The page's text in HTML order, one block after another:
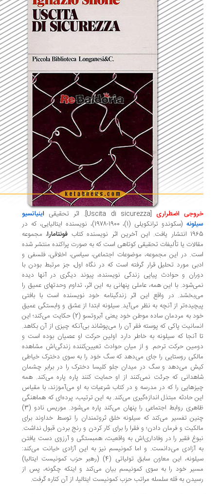
اضطراری [Uscita di sicurezza]. اثر تحقیقیاینیاتسیو
(سکوندو ترانکویلی (1)، 1900-1978)، نویسنده ایتالیایی، که در
فونتامارا، مجموعه
یا تألیفات تحقیقی کوتاهی است که به صورت پراکنده منتشر شده
در این مجموعه، موضوعات اجتماعی، سیاسی، اخلاقی، فلسفی و
مورد تحلیل قرار گرفته است که در نگاه اول، جز مرتبط بودن با
و حوادث پیاپی زندگی نویسنده، پیوند دیگری در آنها دیده
با این همه، عاملی پنهانی به این اثر، تداوم وحدتهای عمیق را
در واقع این اثر زندگینامه خود نویسنده است با بافتی
از آنچه به نظر می‌آید. سیلونه ابتدا از عشق و وابستگی عمیق
خود به مردمان ساده موطن خود یعنی آبروتسو (2) حکایت می‌کند؛ این
پاکی که پوسته فقر آن را می‌پوشاند بی‌آنکه چیزی از آن بکاهد.
آنجا که سیلونه به خاطر دارد اولین حرکت او عصیان بوده است و
حرکت ترحم. و از میان حوادث تعیین‌کننده زندگی‌اش مشاهده
روستایی را جای می‌دهد که سگ خود را به سوی دخترک خیاطی
می‌دهد و سگ در میدان جلو کلیسا دخترک را در برابر چشمان
که جرئت نمی‌کنند از او حمایت کنند پاره پاره می‌کند. همه
را که در مدرسه و در کتاب شرعیات به او می‌آموزند، با مقیاس
حادثه مبتذل اندازه‌گیری می‌کند. به این ترتیب، پرده‌ای که هماهنگی
ظاهری روابط اجتماعی را پنهان می‌کند پاره می‌شود. موریس نادو (3)
تفسیر می‌کند که سیلونه خلق ثروتمندان را توسط خداوند برای
و فرمان دادن؛ و فقرا را برای کار کردن و رنج بردن قبول نداشت.
فقیر را در وفاداری‌اش به واقعیت، همبستگی و آرزوی دست یافتن
آزادی می‌دانست. و اما کمونیسم نیز به این آزادی خیانت می‌کند:
سیلونه، این معاون سابق تولیاتی (4) (رهبر حزب کمونیست ایتالیا)
خود را به سوی کمونیسم بیان می‌کند و اینکه چگونه، پس از
به قله سلسله مراتب حزب کمونیست ایتالیا، از آن کناره گرفت.